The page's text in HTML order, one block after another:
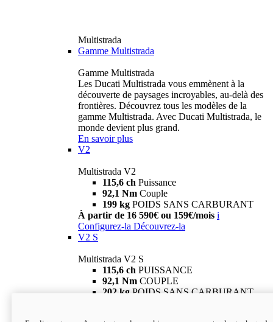
Multistrada
Gamme Multistrada
Gamme Multistrada
Les Ducati Multistrada vous emmènent à la
découverte de paysages incroyables, au-delà des
frontières. Découvrez tous les modèles de la
gamme Multistrada. Avec Ducati Multistrada, le
monde devient plus grand.
En savoir plus
V2
Multistrada V2
115,6 ch Puissance
92,1 Nm Couple
199 kg POIDS SANS CARBURANT
À partir de 16 590€ ou 159€/mois i
Configurez-la Découvrez-la
V2 S
Multistrada V2 S
115,6 ch PUISSANCE
92,1 Nm COUPLE
202 kg POIDS SANS CARBURANT